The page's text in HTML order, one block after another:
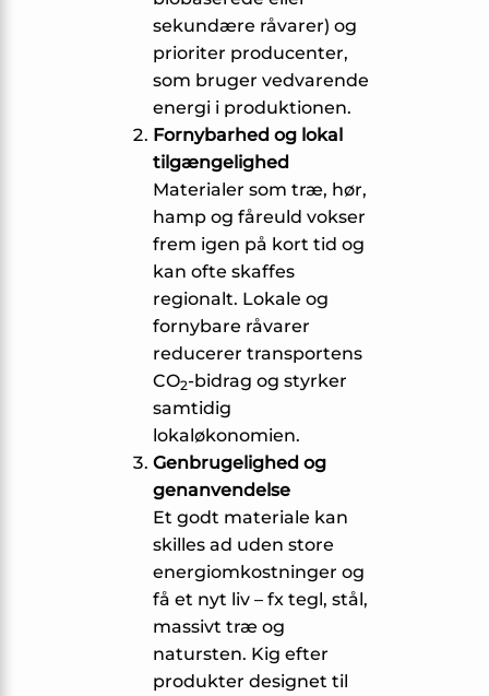
sekundære råvarer) og
prioriter producenter,
som bruger vedvarende
energi i produktionen.
Fornybarhed og lokal
tilgængelighed
Materialer som træ, hør,
hamp og fåreuld vokser
frem igen på kort tid og
kan ofte skaffes
regionalt. Lokale og
fornybare råvarer
reducerer transportens
CO2-bidrag og styrker
samtidig
lokaløkonomien.
Genbrugelighed og
genanvendelse
Et godt materiale kan
skilles ad uden store
energi­omkostninger og
få et nyt liv – fx tegl, stål,
massivt træ og
natursten. Kig efter
produkter designet til